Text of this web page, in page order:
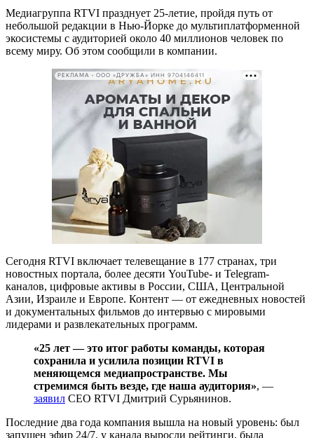
Медиагруппа RTVI празднует 25-летие, пройдя путь от
небольшой редакции в Нью-Йорке до мультиплатформенной
экосистемы с аудиторией около 40 миллионов человек по
всему миру. Об этом сообщили в компании.
РЕКЛАМА • ООО «ДРУЖБА» ИНН 9704146411
Сегодня RTVI включает телевещание в 177 странах, три
новостных портала, более десяти YouTube- и Telegram-
каналов, цифровые активы в России, США, Центральной
Азии, Израиле и Европе. Контент — от ежедневных новостей
и документальных фильмов до интервью с мировыми
лидерами и развлекательных программ.
«25 лет — это итог работы команды, которая
сохранила и усилила позиции RTVI в
меняющемся медиапространстве. Мы
стремимся быть везде, где наша аудитория», —
заявил СЕО RTVI Дмитрий Сурьянинов.
Последние два года компания вышла на новый уровень: был
запущен эфир 24/7, у канала выросли рейтинги, была